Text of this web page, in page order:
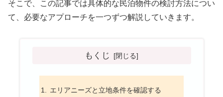
そこで、この記事では具体的な民泊物件の検討方法につい
て、必要なアプローチを一つずつ解説していきます。
もくじ
エリアニーズと立地条件を確認する